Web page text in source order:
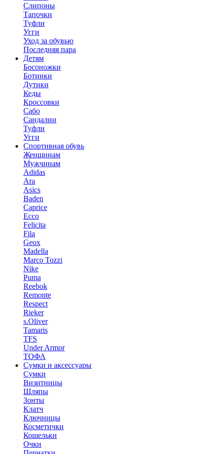
Слипоны
Тапочки
Туфли
Угги
Уход за обувью
Последняя пара
Детям
Босоножки
Ботинки
Дутики
Кеды
Кроссовки
Сабо
Сандалии
Туфли
Угги
Спортивная обувь
Женщинам
Мужчинам
Adidas
Ara
Asics
Baden
Caprice
Ecco
Felicita
Fila
Geox
Madella
Marco Tozzi
Nike
Puma
Reebok
Remonte
Respect
Rieker
s.Oliver
Tamaris
TFS
Under Armor
ТОФА
Сумки и аксессуары
Сумки
Визитницы
Шляпы
Зонты
Клатч
Ключницы
Косметички
Кошельки
Очки